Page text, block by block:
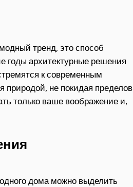
тренд, это способ
годы архитектурные решения
к современным
природой, не покидая пределов
только ваше воображение и,
дома можно выделить